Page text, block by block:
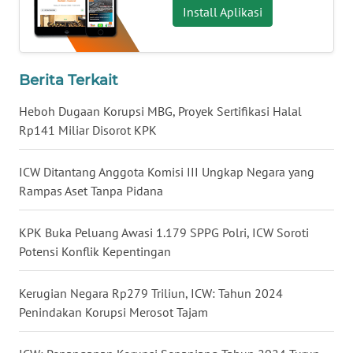
Install Aplikasi
Berita Terkait
Heboh Dugaan Korupsi MBG, Proyek Sertifikasi Halal
Rp141 Miliar Disorot KPK
ICW Ditantang Anggota Komisi III Ungkap Negara yang
Rampas Aset Tanpa Pidana
KPK Buka Peluang Awasi 1.179 SPPG Polri, ICW Soroti
Potensi Konflik Kepentingan
Kerugian Negara Rp279 Triliun, ICW: Tahun 2024
Penindakan Korupsi Merosot Tajam
WN
BABEL
WN
WN
WN
BENGKULU
WN
LAMPUNG
WN
JATENG